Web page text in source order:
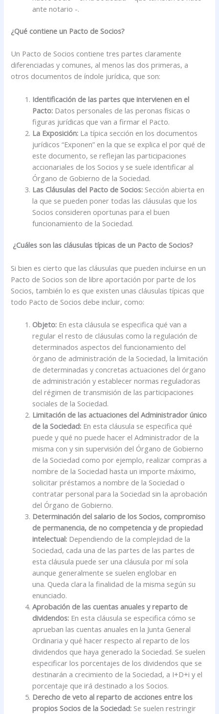
ante notario -.
¿Qué contiene un Pacto de Socios?
Un Pacto de Socios contiene tres partes claramente
diferenciadas y comunes, al menos las dos primeras, a
otros documentos de índole jurídica, que son:
Identificación de las partes que intervienen en el
Pacto: Datos personales de las peronas físicas o
figuras jurídicas que van a firmar el Pacto.
La Exposición: La típica sección en los documentos
jurídicos “Exponen” en la que se explica el por qué de
este documento, se reflejan las participaciones
accionariales de los Socios y se suele identificar al
Órgano de Gobierno de la Sociedad.
Las Cláusulas del Pacto de Socios: Sección abierta en
la que se pueden poner todas las cláusulas que los
Socios consideren oportunas para el buen
funcionamiento de la Sociedad.
¿Cuáles son las cláusulas típicas de un Pacto de Socios?
Si bien es cierto que las cláusulas que pueden incluirse en un
Pacto de Socios son de libre aportación por parte de los
Socios, también lo es que existen unas cláusulas típicas que
todo Pacto de Socios debe incluir, como:
Objeto: En esta cláusula se especifica qué van a
regular el resto de cláusulas como la regulación de
determinados aspectos del funcionamiento del
órgano de administración de la Sociedad, la limitación
de determinadas y concretas actuaciones del órgano
de administración y establecer normas reguladoras
del régimen de transmisión de las participaciones
sociales de la Sociedad.
Limitación de las actuaciones del Administrador único
de la Sociedad: En esta cláusula se especifica qué
puede y qué no puede hacer el Administrador de la
misma con y sin supervisión del Órgano de Gobierno
de la Sociedad como por ejemplo, realizar compras a
nombre de la Sociedad hasta un importe máximo,
solicitar préstamos a nombre de la Sociedad o
contratar personal para la Sociedad sin la aprobación
del Órgano de Gobierno.
Determinación del salario de los Socios, compromiso
de permanencia, de no competencia y de propiedad
intelectual: Dependiendo de la complejidad de la
Sociedad, cada una de las partes de las partes de
esta cláusula puede ser una cláusula por mí sola
aunque generalmente se suelen englobar en
una. Queda clara la finalidad de la misma según su
enunciado.
Aprobación de las cuentas anuales y reparto de
dividendos: En esta cláusula se especifica cómo se
aprueban las cuentas anuales en la Junta General
Ordinaria y qué hacer respecto al reparto de los
dividendos que haya generado la Sociedad. Se suelen
especificar los porcentajes de los dividendos que se
destinarán a crecimiento de la Sociedad, a I+D+i y el
porcentaje que irá destinado a los Socios.
Derecho de veto al reparto de acciones entre los
propios Socios de la Sociedad: Se suelen restringir